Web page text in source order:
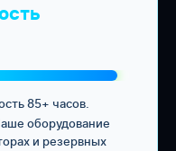
85+ часов.
оборудование
и резервных